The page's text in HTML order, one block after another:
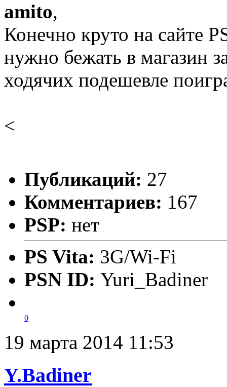
amito,
Конечно круто на сайте
нужно бежать в магазин
ходячих подешевле
<
Публикаций: 27
Комментариев: 167
PSP: нет
PS Vita: 3G/Wi-Fi
PSN ID: Yuri_Badiner
0
19 марта 2014 11:53
Y.Badiner